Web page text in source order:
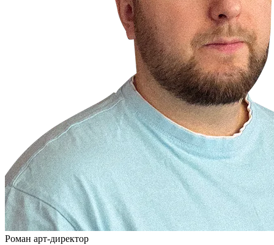
Роман арт-директор